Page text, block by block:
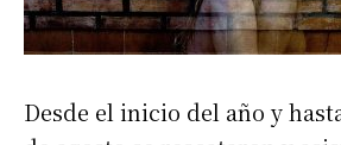
Desde el inicio del año y